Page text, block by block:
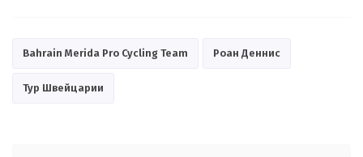
Bahrain Merida Pro Cycling Team Роан Деннис
Тур Швейцарии